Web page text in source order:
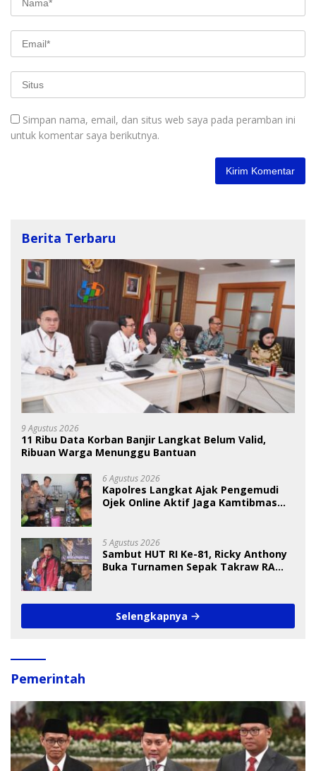
Simpan nama, email, dan situs web saya pada peramban ini
untuk komentar saya berikutnya.
Berita Terbaru
9 Agustus 2026
11 Ribu Data Korban Banjir Langkat Belum Valid,
Ribuan Warga Menunggu Bantuan
6 Agustus 2026
Kapolres Langkat Ajak Pengemudi
Ojek Online Aktif Jaga Kamtibmas
5 Agustus 2026
Sambut HUT RI Ke-81, Ricky Anthony
Buka Turnamen Sepak Takraw RA
Selengkapnya
Pemerintah